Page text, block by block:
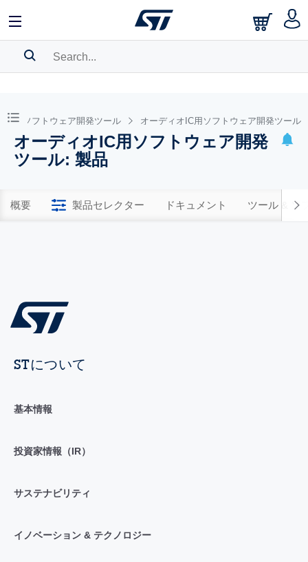
BOOKMARK
Pleaselog in to show your saved searches.
ソフトウェア開発ツール オーディオIC用ソフトウェア開発ツール
オーディオIC用ソフトウェア開発
ツール: 製品
概要 製品セレクター ドキュメント ツール & ソ
STについて
基本情報
投資家情報（IR）
サステナビリティ
イノベーション & テクノロジー